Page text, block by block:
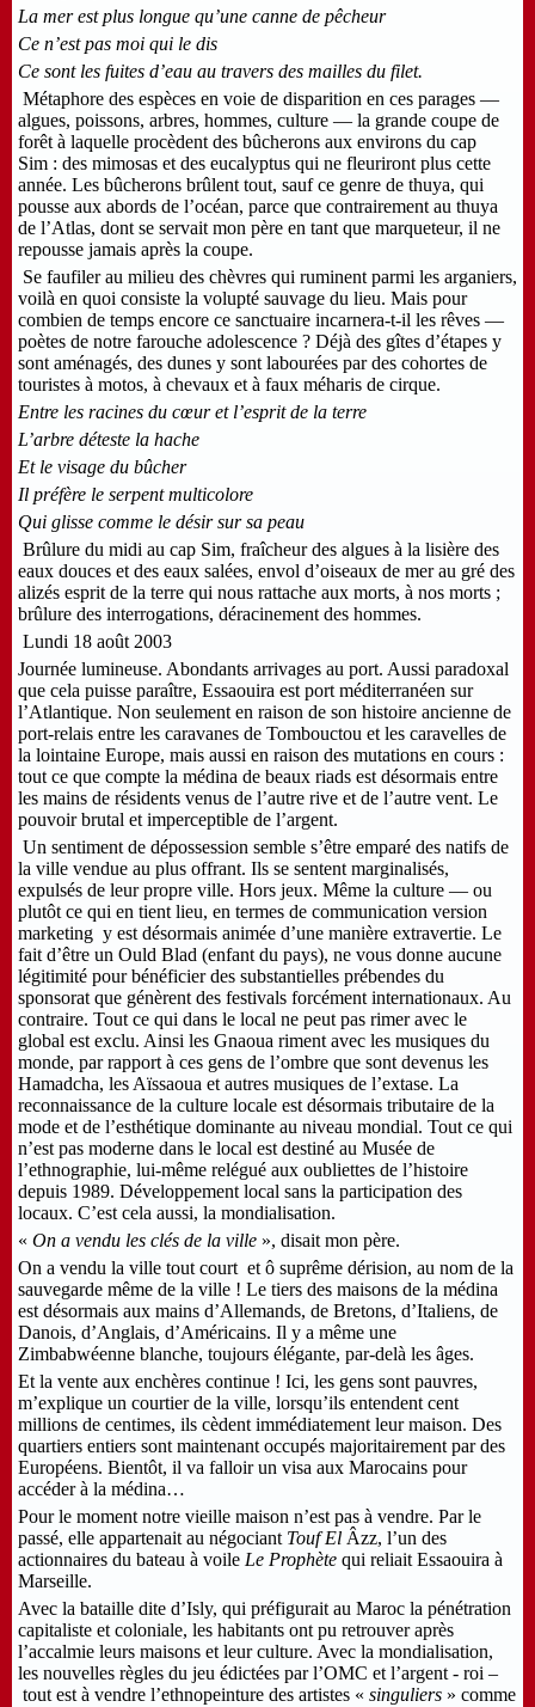
La mer est plus longue qu’une canne de pêcheur
Ce n’est pas moi qui le dis
Ce sont les fuites d’eau au travers des mailles du filet.
Métaphore des espèces en voie de disparition en ces parages —
algues, poissons, arbres, hommes, culture — la grande coupe de
forêt à laquelle procèdent des bûcherons aux environs du cap
Sim : des mimosas et des eucalyptus qui ne fleuriront plus cette
année. Les bûcherons brûlent tout, sauf ce genre de thuya, qui
pousse aux abords de l’océan, parce que contrairement au thuya
de l’Atlas, dont se servait mon père en tant que marqueteur, il ne
repousse jamais après la coupe.
Se faufiler au milieu des chèvres qui ruminent parmi les arganiers,
voilà en quoi consiste la volupté sauvage du lieu. Mais pour
combien de temps encore ce sanctuaire incarnera-t-il les rêves —
poètes de notre farouche adolescence ? Déjà des gîtes d’étapes y
sont aménagés, des dunes y sont labourées par des cohortes de
touristes à motos, à chevaux et à faux méharis de cirque.
Entre les racines du cœur et l’esprit de la terre
L’arbre déteste la hache
Et le visage du bûcher
Il préfère le serpent multicolore
Qui glisse comme le désir sur sa peau
Brûlure du midi au cap Sim, fraîcheur des algues à la lisière des
eaux douces et des eaux salées, envol d’oiseaux de mer au gré des
alizés esprit de la terre qui nous rattache aux morts, à nos morts ;
brûlure des interrogations, déracinement des hommes.
Lundi 18 août 2003
Journée lumineuse. Abondants arrivages au port. Aussi paradoxal
que cela puisse paraître, Essaouira est port méditerranéen sur
l’Atlantique. Non seulement en raison de son histoire ancienne de
port-relais entre les caravanes de Tombouctou et les caravelles de
la lointaine Europe, mais aussi en raison des mutations en cours :
tout ce que compte la médina de beaux riads est désormais entre
les mains de résidents venus de l’autre rive et de l’autre vent. Le
pouvoir brutal et imperceptible de l’argent.
Un sentiment de dépossession semble s’être emparé des natifs de
la ville vendue au plus offrant. Ils se sentent marginalisés,
expulsés de leur propre ville. Hors jeux. Même la culture — ou
plutôt ce qui en tient lieu, en termes de communication version
marketing y est désormais animée d’une manière extravertie. Le
fait d’être un Ould Blad (enfant du pays), ne vous donne aucune
légitimité pour bénéficier des substantielles prébendes du
sponsorat que génèrent des festivals forcément internationaux. Au
contraire. Tout ce qui dans le local ne peut pas rimer avec le
global est exclu. Ainsi les Gnaoua riment avec les musiques du
monde, par rapport à ces gens de l’ombre que sont devenus les
Hamadcha, les Aïssaoua et autres musiques de l’extase. La
reconnaissance de la culture locale est désormais tributaire de la
mode et de l’esthétique dominante au niveau mondial. Tout ce qui
n’est pas moderne dans le local est destiné au Musée de
l’ethnographie, lui-même relégué aux oubliettes de l’histoire
depuis 1989. Développement local sans la participation des
locaux. C’est cela aussi, la mondialisation.
« On a vendu les clés de la ville », disait mon père.
On a vendu la ville tout court et ô suprême dérision, au nom de la
sauvegarde même de la ville ! Le tiers des maisons de la médina
est désormais aux mains d’Allemands, de Bretons, d’Italiens, de
Danois, d’Anglais, d’Américains. Il y a même une
Zimbabwéenne blanche, toujours élégante, par-delà les âges.
Et la vente aux enchères continue ! Ici, les gens sont pauvres,
m’explique un courtier de la ville, lorsqu’ils entendent cent
millions de centimes, ils cèdent immédiatement leur maison. Des
quartiers entiers sont maintenant occupés majoritairement par des
Européens. Bientôt, il va falloir un visa aux Marocains pour
accéder à la médina…
Pour le moment notre vieille maison n’est pas à vendre. Par le
passé, elle appartenait au négociant Touf El Âzz, l’un des
actionnaires du bateau à voile Le Prophète qui reliait Essaouira à
Marseille.
Avec la bataille dite d’Isly, qui préfigurait au Maroc la pénétration
capitaliste et coloniale, les habitants ont pu retrouver après
l’accalmie leurs maisons et leur culture. Avec la mondialisation,
les nouvelles règles du jeu édictées par l’OMC et l’argent - roi –
tout est à vendre l’ethnopeinture des artistes « singuliers » comme